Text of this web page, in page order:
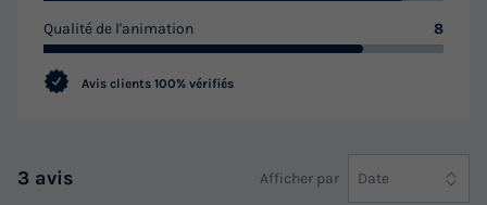
Qualité de l'animation 8
Avis clients 100% vérifiés
3 avis Afficher par Date